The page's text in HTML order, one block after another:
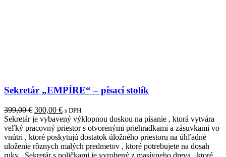
Sekretár „EMPÍRE“ – písací stolík
399,00€ Pôvodná
cena
bola:
399,00 €.
300,00 €Aktuálna
cena
je:
300,00 €.
s DPH
Sekretár je vybavený výklopnou doskou na písanie , ktorá vytvára
veľký pracovný priestor s otvorenými priehradkami a zásuvkami vo
vnútri , ktoré poskytujú dostatok úložného priestoru na úhľadné
uloženie rôznych malých predmetov , ktoré potrebujete na dosah
ruky . Sekretár s poličkami je vyrobený z masívneho dreva , ktoré